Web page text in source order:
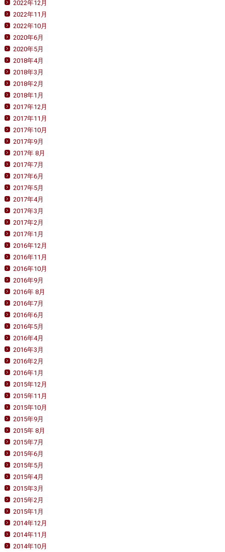
2022年12月
2022年11月
2022年10月
2020年6月
2020年5月
2018年4月
2018年3月
2018年2月
2018年1月
2017年12月
2017年11月
2017年10月
2017年9月
2017年 8月
2017年7月
2017年6月
2017年5月
2017年4月
2017年3月
2017年2月
2017年1月
2016年12月
2016年11月
2016年10月
2016年9月
2016年 8月
2016年7月
2016年6月
2016年5月
2016年4月
2016年3月
2016年2月
2016年1月
2015年12月
2015年11月
2015年10月
2015年9月
2015年 8月
2015年7月
2015年6月
2015年5月
2015年4月
2015年3月
2015年2月
2015年1月
2014年12月
2014年11月
2014年10月